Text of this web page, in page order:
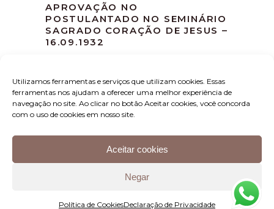
Utilizamos ferramentas e serviços que utilizam cookies. Essas
ferramentas nos ajudam a oferecer uma melhor experiência de
navegação no site. Ao clicar no botão Aceitar cookies, você concorda
com o uso de cookies em nosso site.
Aceitar cookies
Negar
Política de CookiesDeclaração de Privacidade
APROVAÇÃO NO
POSTULANTADO NO SEMINÁRIO
SAGRADO CORAÇÃO DE JESUS –
16.09.1932
MISSA DEVOCIONAL MÊS DE
SETEMBRO
Instituto Padre Aloísio – Rua Luis Sarti, 1397 – Sala B
– Bairro Nereu Ramos – CEP: 89.265-500 – Jaraguá